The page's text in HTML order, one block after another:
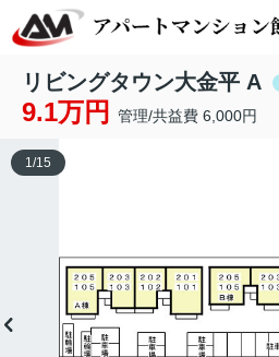
リビングタウン大金平 A
9.1万円 管理/共益費 6,000円
1/15